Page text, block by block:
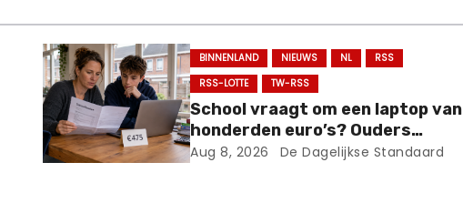
BINNENLAND NIEUWS NL
RSS
RSS-LOTTE
TW-RSS
School vraagt om een laptop van
honderden euro’s? Ouders
hoeven die niet verplicht te
Aug 8, 2026 De Dagelijkse Standaard